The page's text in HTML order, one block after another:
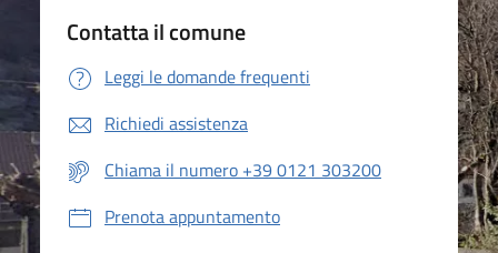
Contatta il comune
Leggi le domande frequenti
Richiedi assistenza
Chiama il numero +39 0121 303200
Prenota appuntamento